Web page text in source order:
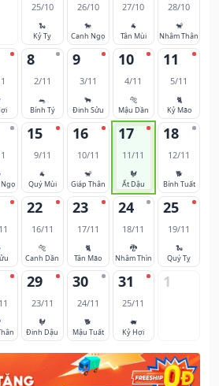
25/10
🐍
Kỷ Tỵ
26/10
🐎
Canh Ngọ
27/10
🐐
Tân Mùi
28/10
🐒
Nhâm Thân
8
2/11
🐀
Bính Tý
9
3/11
🐂
Đinh Sửu
10
4/11
🐅
Mậu Dần
11
5/11
🐈
Kỷ Mão
15
9/11
🐐
Quý Mùi
16
10/11
🐒
Giáp Thân
17
11/11
🐓
Ất Dậu
18
12/11
🐕
Bính Tuất
22
16/11
🐅
Canh Dần
23
17/11
🐈
Tân Mão
24
18/11
🐉
Nhâm Thìn
25
19/11
🐍
Quý Tỵ
29
23/11
🐓
Đinh Dậu
30
24/11
🐕
Mậu Tuất
31
25/11
🐖
Kỷ Hợi
1